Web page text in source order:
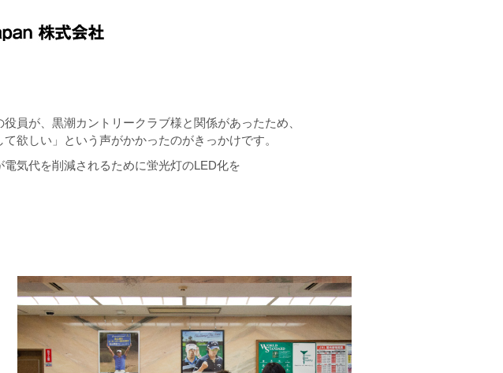
員が、黒潮カントリークラブ様と関係があったため、
欲しい」という声がかかったのがきっかけです。
気代を削減されるために蛍光灯のLED化を